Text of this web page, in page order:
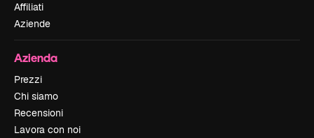
Affiliati
Aziende
Azienda
Prezzi
Chi siamo
Recensioni
Lavora con noi